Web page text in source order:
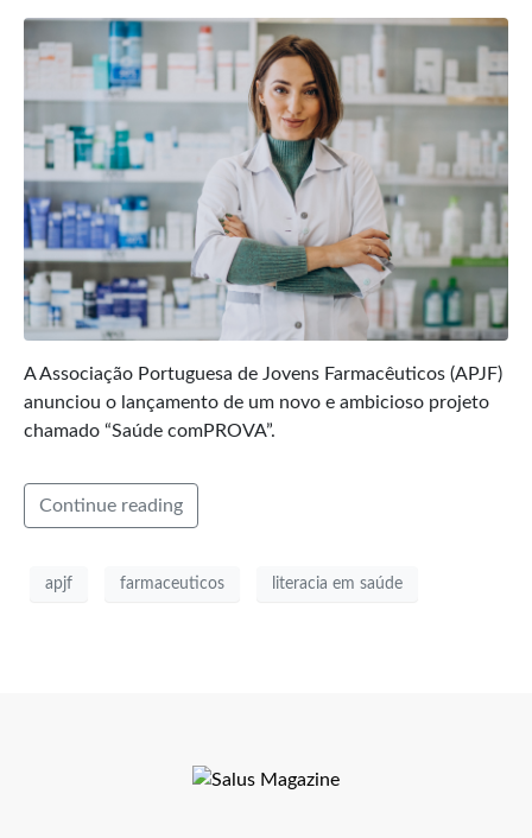
A Associação Portuguesa de Jovens Farmacêuticos (APJF)
anunciou o lançamento de um novo e ambicioso projeto
chamado “Saúde comPROVA”.
Continue reading
apjf farmaceuticos literacia em saúde